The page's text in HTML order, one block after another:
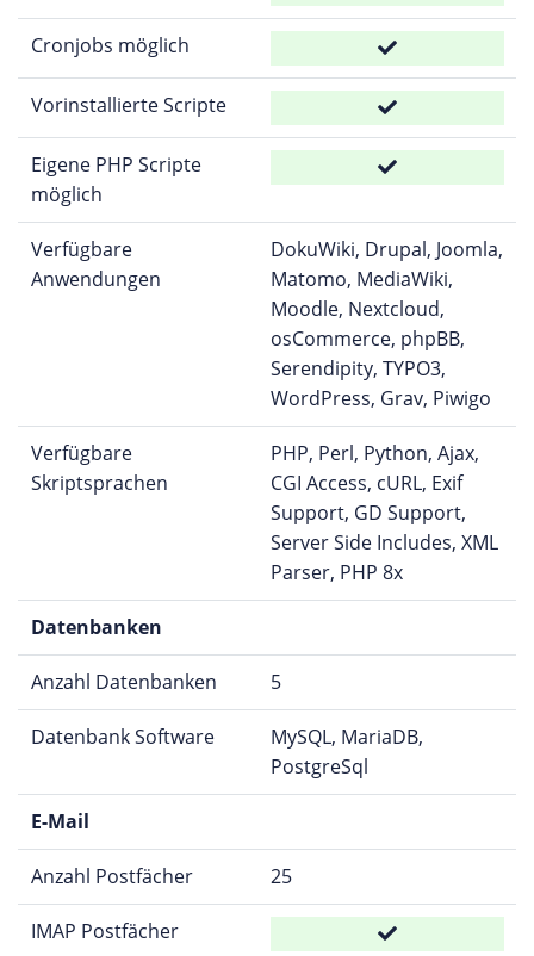
Cronjobs möglich
Vorinstallierte Scripte
Eigene PHP Scripte
möglich
Verfügbare
Anwendungen
DokuWiki, Drupal, Joomla,
Matomo, MediaWiki,
Moodle, Nextcloud,
osCommerce, phpBB,
Serendipity, TYPO3,
WordPress, Grav, Piwigo
Verfügbare
Skriptsprachen
PHP, Perl, Python, Ajax,
CGI Access, cURL, Exif
Support, GD Support,
Server Side Includes, XML
Parser, PHP 8x
Datenbanken
Anzahl Datenbanken 5
Datenbank Software
MySQL, MariaDB,
PostgreSql
E-Mail
Anzahl Postfächer 25
IMAP Postfächer